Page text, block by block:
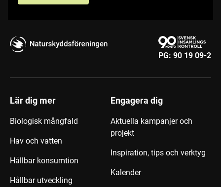
PG: 90 19 09-2
Lär dig mer
Biologisk mångfald
Hav och vatten
Hållbar konsumtion
Hållbar utveckling
Engagera dig
Aktuella kampanjer och
projekt
Inspiration, tips och verktyg
Kalender